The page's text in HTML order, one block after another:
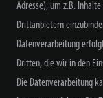
Alle
Adresse), um z.B.
Drittanbietern
Datenverarbeitung
Dritten, die wir in den
Die Datenverarbeitung